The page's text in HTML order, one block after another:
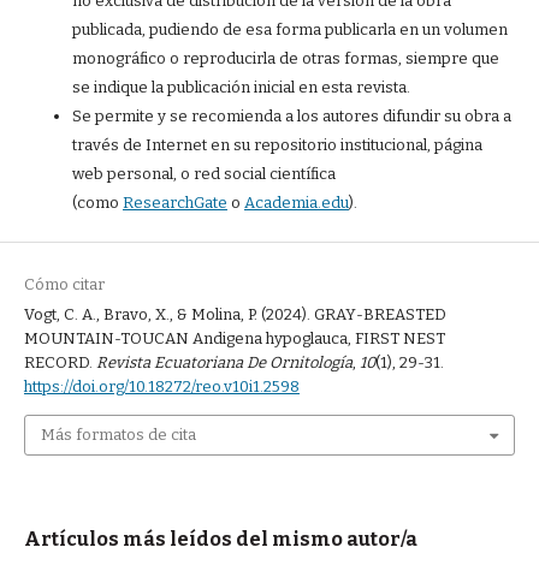
publicada, pudiendo de esa forma publicarla en un volumen
monográfico o reproducirla de otras formas, siempre que
se indique la publicación inicial en esta revista.
Se permite y se recomienda a los autores difundir su obra a
través de Internet en su repositorio institucional, página
web personal, o red social científica
(como ResearchGate o Academia.edu).
Cómo citar
Vogt, C. A., Bravo, X., & Molina, P. (2024). GRAY-BREASTED
MOUNTAIN-TOUCAN Andigena hypoglauca, FIRST NEST
RECORD. Revista Ecuatoriana De Ornitología, 10(1), 29-31.
https://doi.org/10.18272/reo.v10i1.2598
Más formatos de cita
Artículos más leídos del mismo autor/a